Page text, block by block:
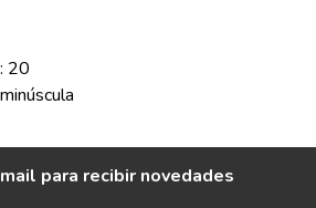
20
para recibir novedades